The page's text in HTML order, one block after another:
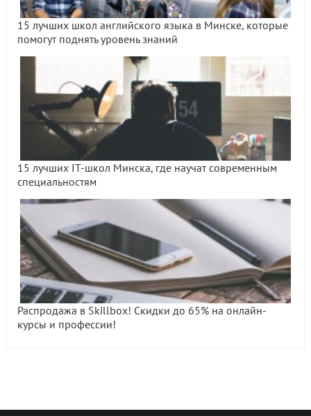
15 лучших школ английского языка в Минске, которые
помогут поднять уровень знаний
15 лучших IT-школ Минска, где научат современным
специальностям
Распродажа в Skillbox! Скидки до 65% на онлайн-
курсы и профессии!